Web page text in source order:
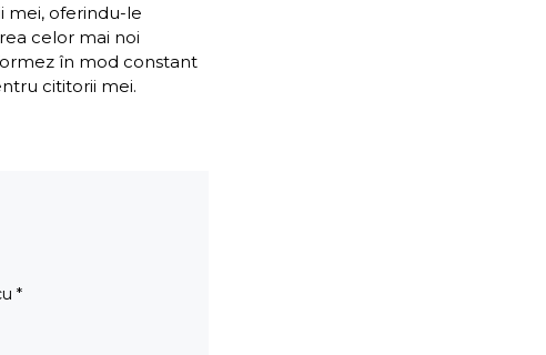
mei, oferindu-le
celor mai noi
în mod constant
cititorii mei.
*